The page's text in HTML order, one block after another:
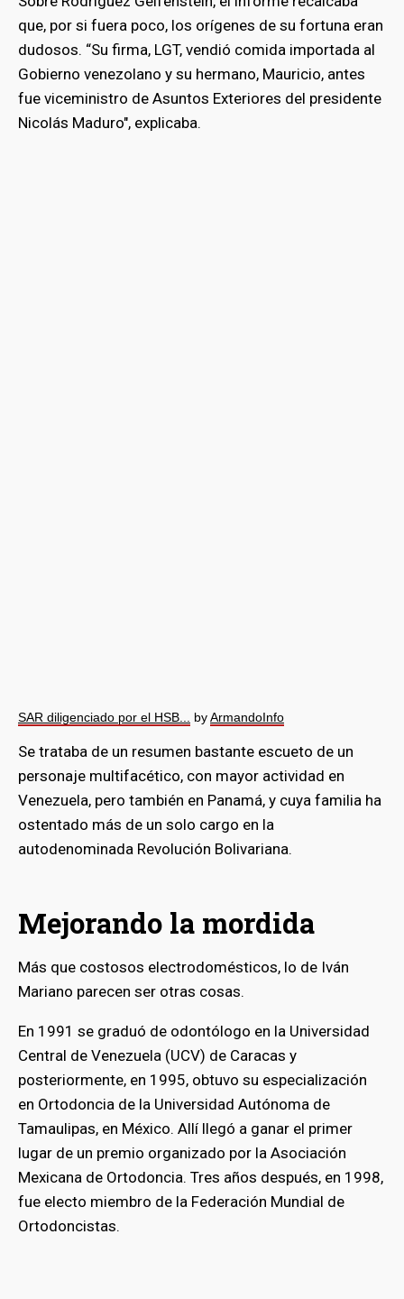
que, por si fuera poco, los orígenes de su fortuna eran
dudosos. “Su firma, LGT, vendió comida importada al
Gobierno venezolano y su hermano, Mauricio, antes
fue viceministro de Asuntos Exteriores del presidente
Nicolás Maduro", explicaba.
SAR diligenciado por el HSB... byArmandoInfo
Se trataba de un resumen bastante escueto de un
personaje multifacético, con mayor actividad en
Venezuela, pero también en Panamá, y cuya familia ha
ostentado más de un solo cargo en la
autodenominada Revolución Bolivariana.
Mejorando la mordida
Más que costosos electrodomésticos, lo de Iván
Mariano parecen ser otras cosas.
En 1991 se graduó de odontólogo en la Universidad
Central de Venezuela (UCV) de Caracas y
posteriormente, en 1995, obtuvo su especialización
en Ortodoncia de la Universidad Autónoma de
Tamaulipas, en México. Allí llegó a ganar el primer
lugar de un premio organizado por la Asociación
Mexicana de Ortodoncia. Tres años después, en 1998,
fue electo miembro de la Federación Mundial de
Ortodoncistas.